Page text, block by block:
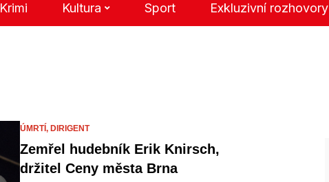
Krimi Kultura Sport Exkluzivní rozhovory
ÚMRTÍ, DIRIGENT
Zemřel hudebník Erik Knirsch,
držitel Ceny města Brna